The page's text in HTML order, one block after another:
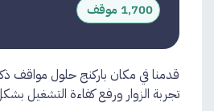
1,700 موقف
قدمنا في مكان باركنج حلول
تجربة الزوار ورفع كفاءة التشغيل